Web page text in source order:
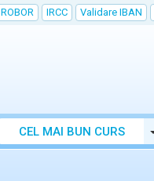
ROBOR IRCC Validare IBAN
CEL MAI BUN CURS